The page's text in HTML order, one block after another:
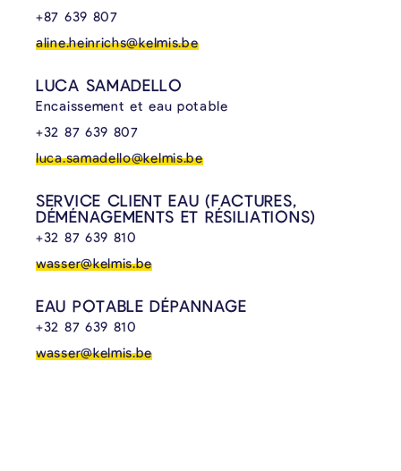
+87 639 807
aline.heinrichs@kelmis.be
LUCA SAMADELLO
Encaissement et eau potable
+32 87 639 807
luca.samadello@kelmis.be
SERVICE CLIENT EAU (FACTURES,
DÉMÉNAGEMENTS ET RÉSILIATIONS)
+32 87 639 810
wasser@kelmis.be
EAU POTABLE DÉPANNAGE
+32 87 639 810
wasser@kelmis.be